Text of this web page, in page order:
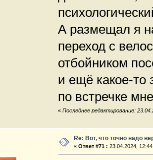
А размещал я
переход с
отбойником
и ещё какое-
по встречке
« Последнее редактирование:
Re: Вот, что точно надо
«Ответ #71 : 23.04.2024,